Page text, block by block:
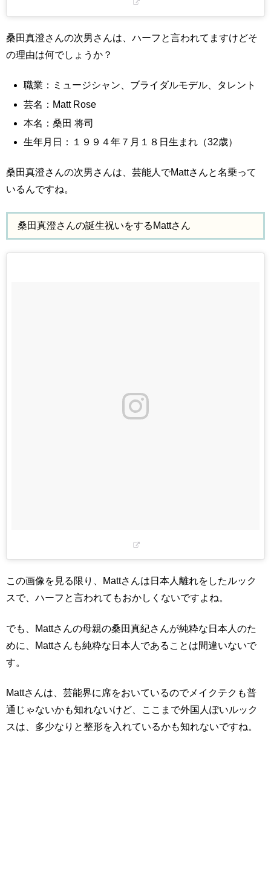
桑田真澄さんの次男さんは、ハーフと言われてますけどそ
の理由は何でしょうか？
職業：ミュージシャン、ブライダルモデル、タレント
芸名：Matt Rose
本名：桑田 将司
生年月日：１９９４年７月１８日生まれ（32歳）
桑田真澄さんの次男さんは、芸能人でMattさんと名乗って
いるんですね。
桑田真澄さんの誕生祝いをするMattさん
この画像を見る限り、Mattさんは日本人離れをしたルック
スで、ハーフと言われてもおかしくないですよね。
でも、Mattさんの母親の桑田真紀さんが純粋な日本人のた
めに、Mattさんも純粋な日本人であることは間違いないで
す。
Mattさんは、芸能界に席をおいているのでメイクテクも普
通じゃないかも知れないけど、ここまで外国人ぽいルック
スは、多少なりと整形を入れているかも知れないですね。